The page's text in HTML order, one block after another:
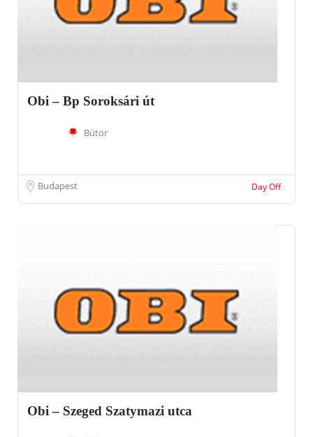
Obi – Bp Soroksári út
Bútor
Budapest Day Off
Obi – Szeged Szatymazi utca